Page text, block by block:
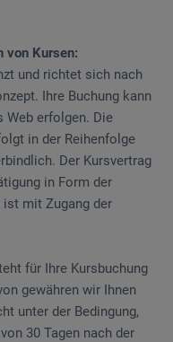
von Kursen:
und richtet sich nach
Ihre Buchung kann
Web erfolgen. Die
in der Reihenfolge
Der Kursvertrag
in Form der
ist mit Zugang der
für Ihre Kursbuchung
gewähren wir Ihnen
unter der Bedingung,
30 Tagen nach der